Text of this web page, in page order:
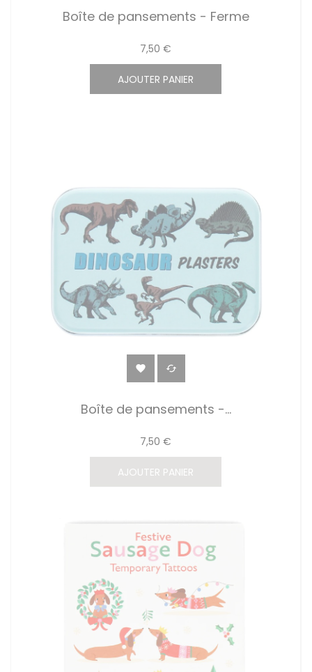
Boîte de pansements - Ferme
7,50 €
AJOUTER PANIER
 
Boîte de pansements -...
7,50 €
AJOUTER PANIER